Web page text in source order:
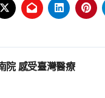
院 感受臺灣醫療